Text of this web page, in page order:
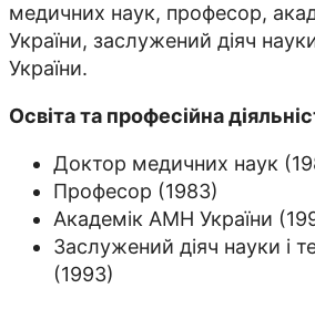
медичних наук, професор,
України, заслужений діяч науки
України.
Освіта та професійна
Доктор медичних наук
Професор (1983)
Академік АМН України
Заслужений діяч науки і
(1993)